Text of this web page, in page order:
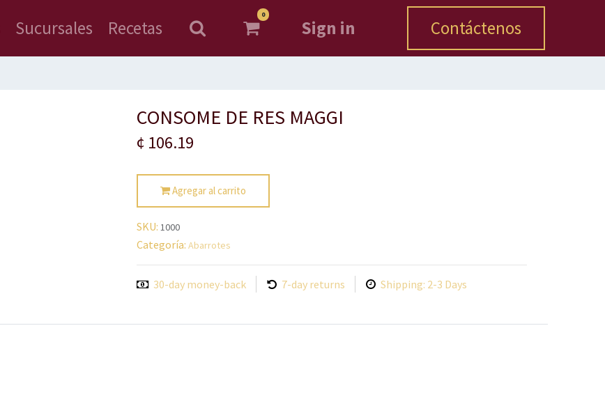
Sucursales Recetas
0
Sign in Contáctenos
CONSOME DE RES MAGGI
¢ 106.19
Agregar al carrito
SKU: 1000
Categoría: Abarrotes
30-day money-back 7-day returns Shipping: 2-3 Days